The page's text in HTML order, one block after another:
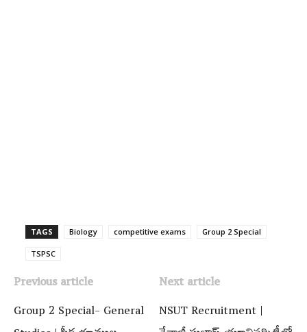
TAGS Biology competitive exams Group 2 Special
TSPSC
Previous article
Group 2 Special- General
Next article
NSUT Recruitment |